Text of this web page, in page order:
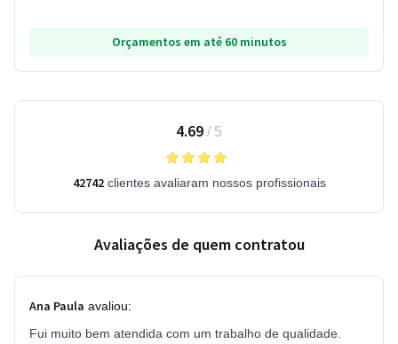
Orçamentos em até 60 minutos
4.69 / 5
42742clientes avaliaram nossos profissionais
Avaliações de quem contratou
Ana Paula avaliou:
Fui muito bem atendida com um trabalho de qualidade.